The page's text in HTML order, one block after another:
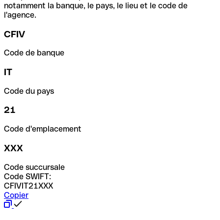
notamment la banque, le pays, le lieu et le code de
l'agence.
CFIV
Code de banque
IT
Code du pays
21
Code d'emplacement
XXX
Code succursale
Code SWIFT:
CFIVIT21XXX
Copier